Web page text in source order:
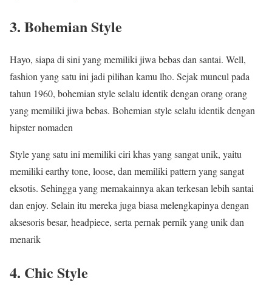
3. Bohemian Style
Hayo, siapa di sini yang memiliki jiwa bebas dan santai. Well,
fashion yang satu ini jadi pilihan kamu lho. Sejak muncul pada
tahun 1960, bohemian style selalu identik dengan orang orang
yang memiliki jiwa bebas. Bohemian style selalu identik dengan
hipster nomaden
Style yang satu ini memiliki ciri khas yang sangat unik, yaitu
memiliki earthy tone, loose, dan memiliki pattern yang sangat
eksotis. Sehingga yang memakainnya akan terkesan lebih santai
dan enjoy. Selain itu mereka juga biasa melengkapinya dengan
aksesoris besar, headpiece, serta pernak pernik yang unik dan
menarik
4. Chic Style